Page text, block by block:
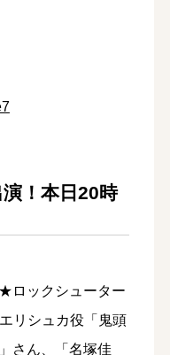
！本日20時
ロックシューター
リシュカ役「鬼頭
さん、「名塚佳